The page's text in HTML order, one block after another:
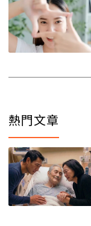
熱門文章